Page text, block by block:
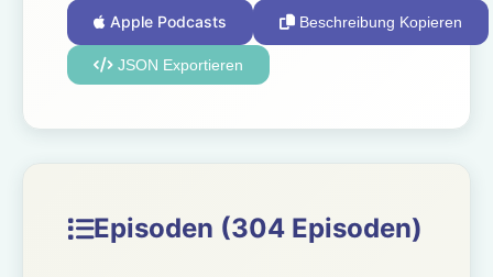
Apple Podcasts Beschreibung Kopieren
JSON Exportieren
Episoden (304 Episoden)